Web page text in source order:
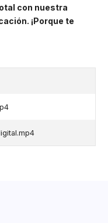
con nuestra
¡Porque te